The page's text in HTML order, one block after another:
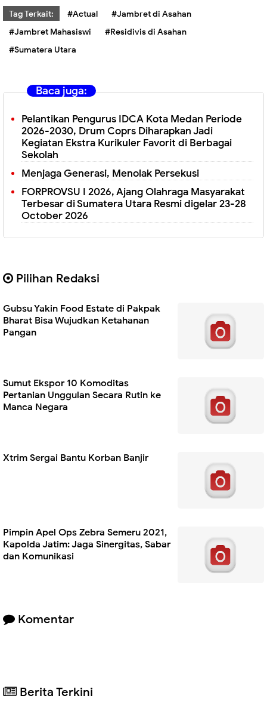
Tag Terkait: #Actual
#Jambret di Asahan
#Jambret Mahasiswi
#Residivis di Asahan
#Sumatera Utara
Baca juga:
Pelantikan Pengurus IDCA Kota Medan Periode
2026-2030, Drum Coprs Diharapkan Jadi
Kegiatan Ekstra Kurikuler Favorit di Berbagai
Sekolah
Menjaga Generasi, Menolak Persekusi
FORPROVSU I 2026, Ajang Olahraga Masyarakat
Terbesar di Sumatera Utara Resmi digelar 23-28
October 2026
Pilihan Redaksi
Gubsu Yakin Food Estate di Pakpak
Bharat Bisa Wujudkan Ketahanan
Pangan
Sumut Ekspor 10 Komoditas
Pertanian Unggulan Secara Rutin ke
Manca Negara
Xtrim Sergai Bantu Korban Banjir
Pimpin Apel Ops Zebra Semeru 2021,
Kapolda Jatim: Jaga Sinergitas, Sabar
dan Komunikasi
Komentar
Berita Terkini